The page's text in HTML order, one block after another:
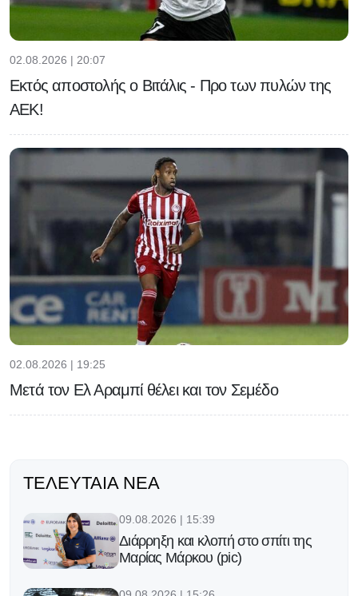
02.08.2026 | 20:07
Εκτός αποστολής ο Βιτάλις - Προ των πυλών της
ΑΕΚ!
02.08.2026 | 19:25
Μετά τον Ελ Αραμπί θέλει και τον Σεμέδο
ΤΕΛΕΥΤΑΊΑ ΝΈΑ
09.08.2026 | 15:39
Διάρρηξη και κλοπή στο σπίτι της
Μαρίας Μάρκου (pic)